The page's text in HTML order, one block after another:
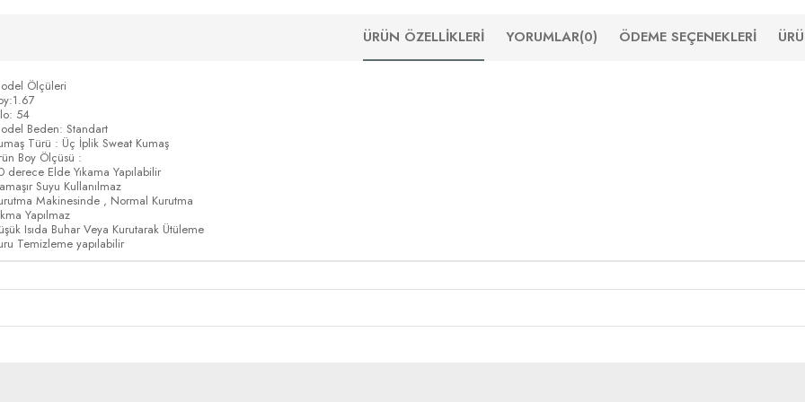
ÜRÜN ÖZELLIKLERI YORUMLAR(0) ÖDEME SEÇENEKLERI
Ölçüleri
54
Beden: Standart
Türü : Üç İplik Sweat Kumaş
Boy Ölçüsü :
derece Elde Yıkama Yapılabilir
Suyu Kullanılmaz
Makinesinde , Normal Kurutma
Yapılmaz
Isıda Buhar Veya Kurutarak Ütüleme
Temizleme yapılabilir